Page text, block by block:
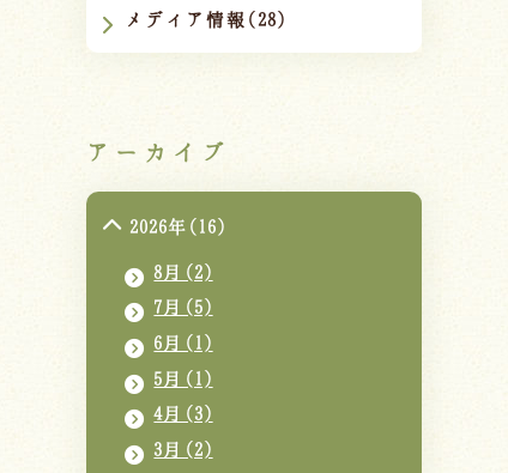
メディア情報(28)
アーカイブ
2026年(16)
8月(2)
7月(5)
6月(1)
5月(1)
4月(3)
3月(2)